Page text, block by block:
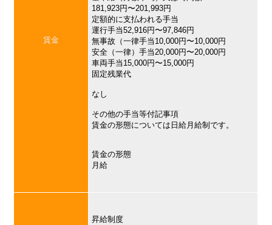
賃金
181,923円〜201,993円
定額的に支払われる手当
運行手当52,916円〜97,846円
無事故（一律手当10,000円〜10,000円
安全（一律）手当20,000円〜20,000円
車両手当15,000円〜15,000円
固定残業代
なし
その他の手当等付記事項
賃金の形態については日給月給制です。
賃金の形態
月給
昇給制度